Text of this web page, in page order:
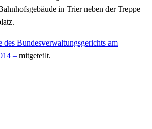
in Trier neben der Treppe
des Bundesverwaltungsgerichts am
– mitgeteilt.